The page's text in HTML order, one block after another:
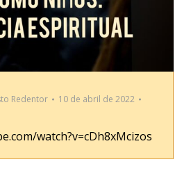
Redentor
10 de abril de 2022
watch?v=cDh8xMcizos